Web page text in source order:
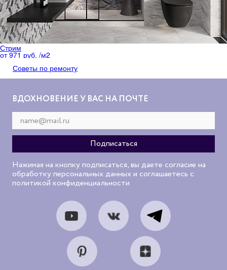
Стрим
от 971 руб. /м2
Советы по ремонту
ВДОХНОВЕНИЕ У ВАС НА ПОЧТЕ
Нажимая на кнопку подписаться, вы даете согласие на
обработку персональных данных и соглашаетесь с
политикой конфиденциальности